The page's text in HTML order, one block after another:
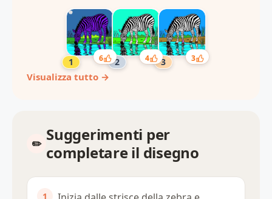
6 4 3
Visualizza tutto →
Suggerimenti per
completare il disegno